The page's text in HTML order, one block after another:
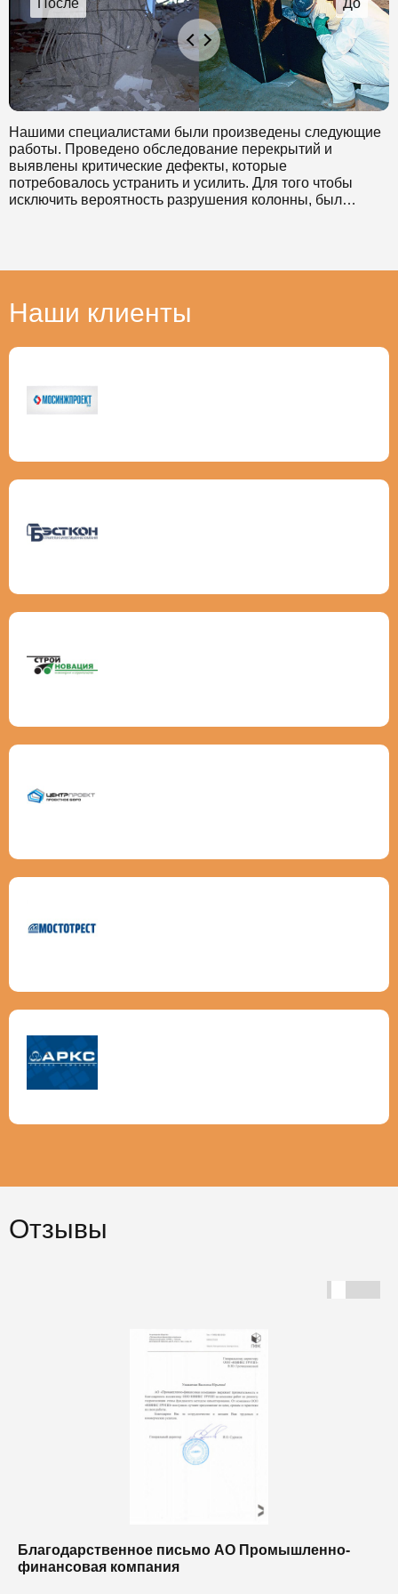
которое увеличило несущую способность конструкции,
практически без потери объема помещений.
Нашими специалистами были произведены следующие
работы. Проведено обследование перекрытий и
выявлены критические дефекты, которые
потребовалось устранить и усилить. Для того чтобы
исключить вероятность разрушения колонны, был
несущую способность конструкции, практически без
Наши клиенты
Отзывы
Благодарственное письмо АО Промышленно-
финансовая компания